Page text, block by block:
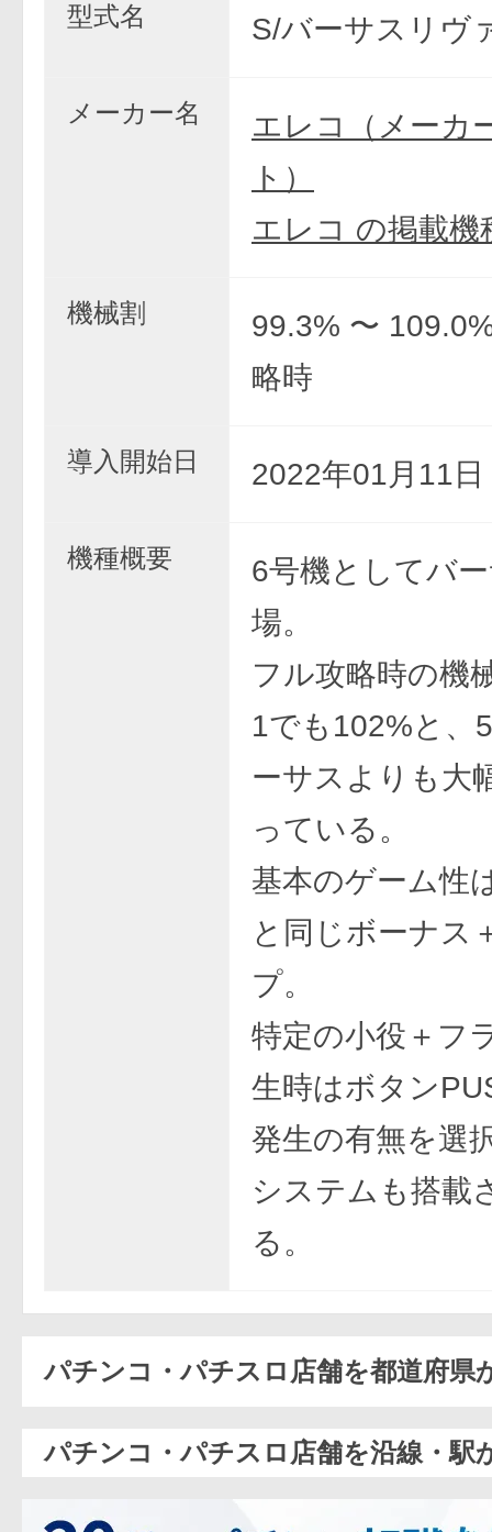
型式名 S/バーサスリヴ
メーカー名
エレコ（メーカ
ト）
エレコ の掲載機
機械割
99.3% 〜
略時
導入開始日 2022年01月11日
機種概要
6号機としてバ
場。
フル攻略時の機
1でも102%と、
ーサスよりも大
っている。
基本のゲーム性
と同じボーナス
プ。
特定の小役＋フ
生時はボタン
発生の有無を選
システムも搭載
る。
パチンコ・パチスロ店舗を都道府県
パチンコ・パチスロ店舗を沿線・駅